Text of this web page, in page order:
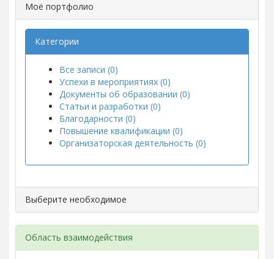
Моё портфолио
Категории
Все записи (0)
Успехи в мероприятиях (0)
Документы об образовании (0)
Статьи и разработки (0)
Благодарности (0)
Повышение квалификации (0)
Организаторская деятельность (0)
Выберите необходимое
Область взаимодействия